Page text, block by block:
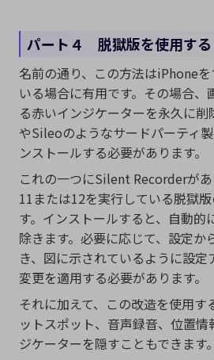
パート４ 脱獄版を使用する
名前の通り、この方法はiPhone
いる場合に有用です。その場合
る赤いインジケーターを永久に
やSileoのようなサードパーティ
ンストールする必要があります。
これの一つにSilent Recorderが
11または12を実行している脱獄
す。インストールすると、自動的
除きます。必要に応じて、設定か
き、図に示されているように設定
変更を適用する必要があります。
それに加えて、この改造を使用す
ットスポット、音声録音、位置
ジケーターを隠すこともできます。